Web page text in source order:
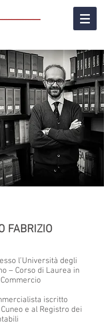
FABRIZIO
l’Università degli
– Corso di Laurea in
iscritto
e al Registro dei